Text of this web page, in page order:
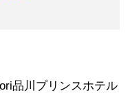
品川プリンスホテル